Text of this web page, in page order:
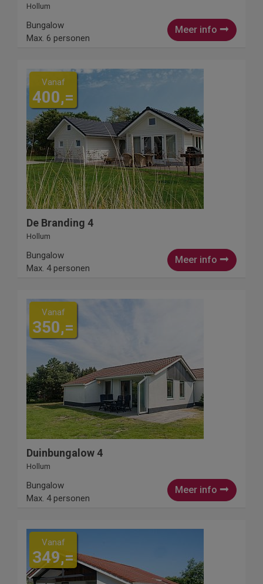
Hollum
Meer info
Bungalow
Max. 6 personen
Vanaf
400,=
De Branding 4
Hollum
Meer info
Bungalow
Max. 4 personen
Vanaf
350,=
Duinbungalow 4
Hollum
Meer info
Bungalow
Max. 4 personen
Vanaf
349,=